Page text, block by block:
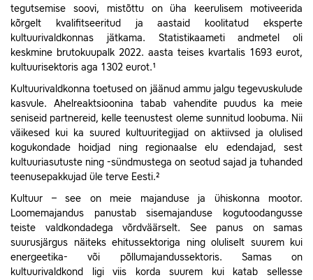
tegutsemise soovi, mistõttu on üha keerulisem motiveerida
kõrgelt kvalifitseeritud ja aastaid koolitatud eksperte
kultuurivaldkonnas jätkama. Statistikaameti andmetel oli
keskmine brutokuupalk 2022. aasta teises kvartalis 1693 eurot,
kultuurisektoris aga 1302 eurot.¹
Kultuurivaldkonna toetused on jäänud ammu jalgu tegevuskulude
kasvule. Ahelreaktsioonina tabab vahendite puudus ka meie
seniseid partnereid, kelle teenustest oleme sunnitud loobuma. Nii
väikesed kui ka suured kultuuritegijad on aktiivsed ja olulised
kogukondade hoidjad ning regionaalse elu edendajad, sest
kultuuriasutuste ning -sündmustega on seotud sajad ja tuhanded
teenusepakkujad üle terve Eesti.²
Kultuur – see on meie majanduse ja ühiskonna mootor.
Loomemajandus panustab sisemajanduse kogutoodangusse
teiste valdkondadega võrdväärselt. See panus on samas
suurusjärgus näiteks ehitussektoriga ning oluliselt suurem kui
energeetika- või põllumajandussektoris. Samas on
kultuurivaldkond ligi viis korda suurem kui katab sellesse